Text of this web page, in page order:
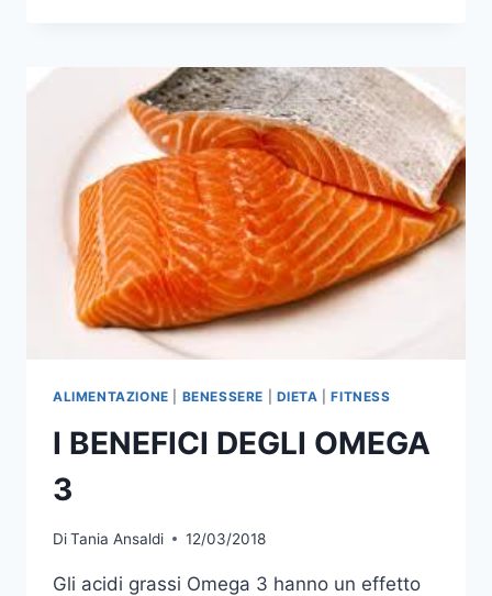
MUSCOLARE
ALIMENTAZIONE BENESSERE DIETA |FITNESS
I BENEFICI DEGLI OMEGA
3
DiTania Ansaldi 12/03/2018
Gli acidi grassi Omega 3 hanno un effetto